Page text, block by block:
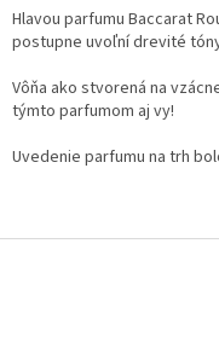
Hlavou parfumu Baccarat
postupne uvoľní drevité
Vôňa ako stvorená na
týmto parfumom aj vy!
Uvedenie parfumu na trh